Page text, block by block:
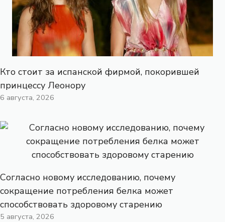
Кто стоит за испанской фирмой, покорившей
принцессу Леонору
6 августа, 2026
Согласно новому исследованию, почему
сокращение потребления белка может
способствовать здоровому старению
5 августа, 2026